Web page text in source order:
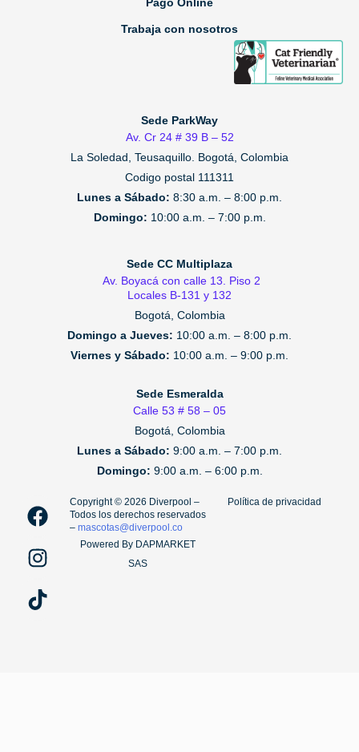
Trabaja con nosotros
Sede ParkWay
Av. Cr 24 # 39 B – 52
La Soledad, Teusaquillo. Bogotá, Colombia
Codigo postal 111311
Lunes a Sábado: 8:30 a.m. – 8:00 p.m.
Domingo: 10:00 a.m. – 7:00 p.m.
Sede CC Multiplaza
Av. Boyacá con calle 13. Piso 2
Locales B-131 y 132
Bogotá, Colombia
Domingo a Jueves: 10:00 a.m. – 8:00 p.m.
Viernes y Sábado: 10:00 a.m. – 9:00 p.m.
Sede Esmeralda
Calle 53 # 58 – 05
Bogotá, Colombia
Lunes a Sábado: 9:00 a.m. – 7:00 p.m.
Domingo: 9:00 a.m. – 6:00 p.m.
F
a
c
e
b
o
I
n
s
t
a
g
T
i
k
t
o
k
Copyright ©️ 2026 Diverpool –
Todos los derechos reservados
–mascotas@diverpool.co
Powered By DAPMARKET
SAS
Política de privacidad